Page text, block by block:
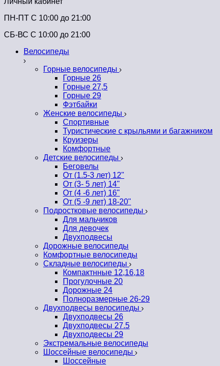
ПН-ПТ C 10:00 до 21:00
СБ-ВС С 10:00 до 21:00
Велосипеды
Горные велосипеды
Горные 26
Горные 27,5
Горные 29
Фэтбайки
Женские велосипеды
Спортивные
Туристические с крыльями и багажником
Круизеры
Комфортные
Детские велосипеды
Беговелы
От (1.5-3 лет) 12"
От (3- 5 лет) 14"
От (4 -6 лет) 16"
От (5 -9 лет) 18-20"
Подростковые велосипеды
Для мальчиков
Для девочек
Двухподвесы
Дорожные велосипеды
Комфортные велосипеды
Складные велосипеды
Компактнные 12,16,18
Прогулочные 20
Дорожные 24
Полноразмерные 26-29
Двухподвесы велосипеды
Двухподвесы 26
Двухподвесы 27.5
Двухподвесы 29
Экстремальные велосипеды
Шоссейные велосипеды
Шоссейные